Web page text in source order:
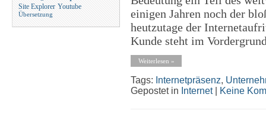
Site Explorer Youtube
Übersetzung
einigen Jahren noch der
heutzutage der
Kunde steht im
Weiterlesen »
Tags: Internetpräsenz,
Gepostet in Internet| Keine